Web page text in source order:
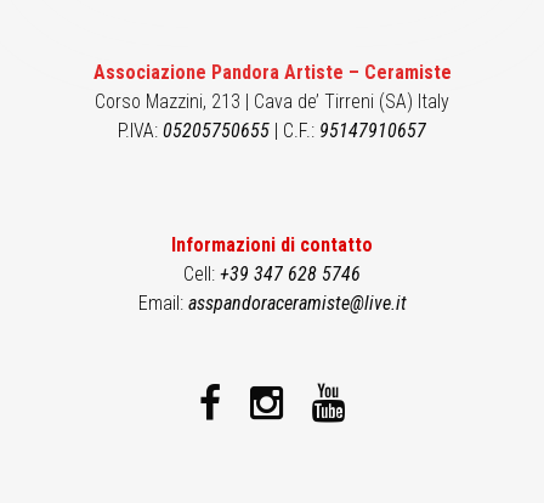
Associazione Pandora Artiste – Ceramiste
Corso Mazzini, 213 | Cava de’ Tirreni (SA) Italy
P.IVA: 05205750655 | C.F.: 95147910657
Informazioni di contatto
Cell: +39 347 628 5746
Email: asspandoraceramiste@live.it